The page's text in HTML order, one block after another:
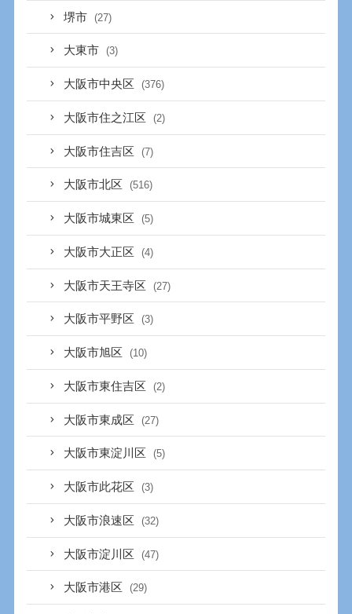
堺市 (27)
大東市 (3)
大阪市中央区 (376)
大阪市住之江区 (2)
大阪市住吉区 (7)
大阪市北区 (516)
大阪市城東区 (5)
大阪市大正区 (4)
大阪市天王寺区 (27)
大阪市平野区 (3)
大阪市旭区 (10)
大阪市東住吉区 (2)
大阪市東成区 (27)
大阪市東淀川区 (5)
大阪市此花区 (3)
大阪市浪速区 (32)
大阪市淀川区 (47)
大阪市港区 (29)